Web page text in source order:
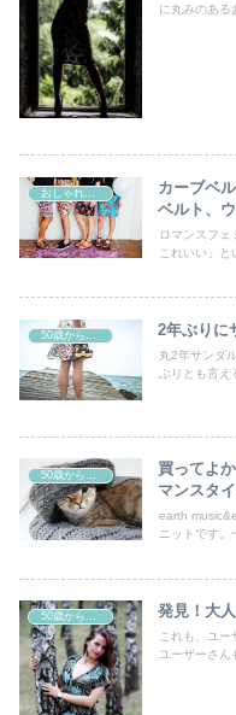
に丸みのある
カーブベ
ベルト、
ロマンスフェ
これいい」と
2年ぶりに
丸2年サンダ
ぶりとも言え
買ってよ
マンスタ
earth
ニットです。
50歳からの曲線系おしゃれ 発見！大
これも、ユー
ユーザーさん